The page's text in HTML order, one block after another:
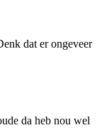
dat er ongeveer
da heb nou wel